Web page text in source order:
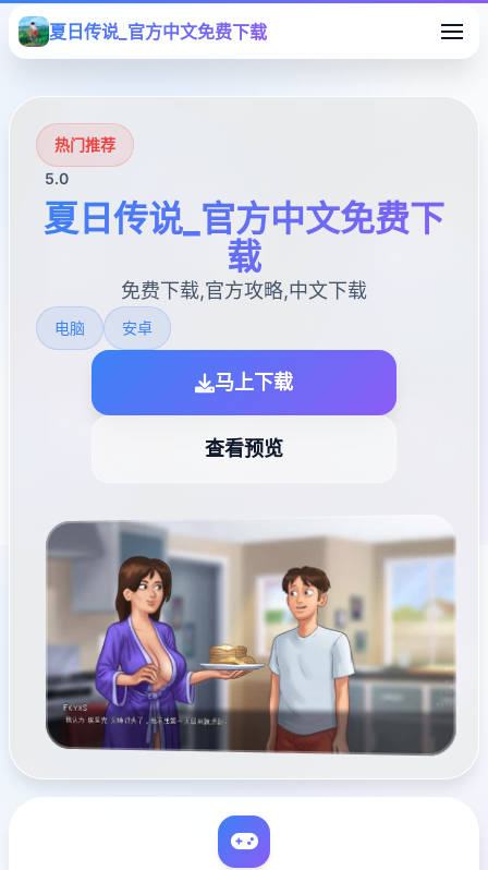
夏日传说_官方中文免费下载
热门推荐
5.0
夏日传说_官方中文免费下
载
免费下载,官方攻略,中文下载
电脑 安卓
马上下载
查看预览